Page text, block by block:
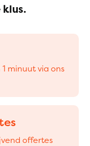
klus.
minuut via ons
offertes